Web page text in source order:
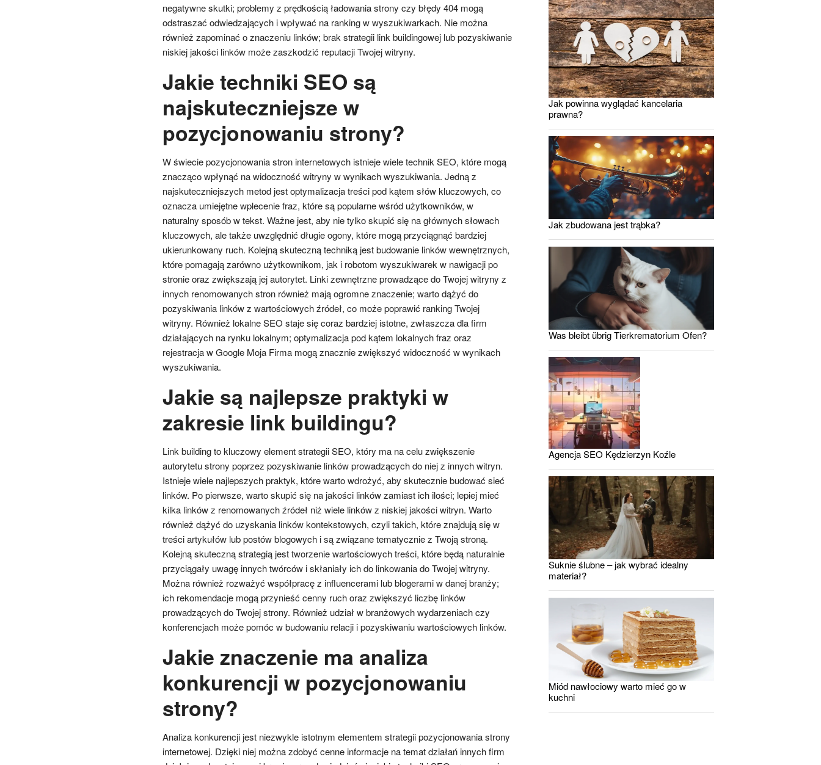
negatywne skutki; problemy z prędkością ładowania strony czy błędy 404 mogą
odstraszać odwiedzających i wpływać na ranking w wyszukiwarkach. Nie można
również zapominać o znaczeniu linków; brak strategii link buildingowej lub pozyskiwanie
niskiej jakości linków może zaszkodzić reputacji Twojej witryny.
Jakie techniki SEO są
najskuteczniejsze w
pozycjonowaniu strony?
W świecie pozycjonowania stron internetowych istnieje wiele technik SEO, które mogą
znacząco wpłynąć na widoczność witryny w wynikach wyszukiwania. Jedną z
najskuteczniejszych metod jest optymalizacja treści pod kątem słów kluczowych, co
oznacza umiejętne wplecenie fraz, które są popularne wśród użytkowników, w
naturalny sposób w tekst. Ważne jest, aby nie tylko skupić się na głównych słowach
kluczowych, ale także uwzględnić długie ogony, które mogą przyciągnąć bardziej
ukierunkowany ruch. Kolejną skuteczną techniką jest budowanie linków wewnętrznych,
które pomagają zarówno użytkownikom, jak i robotom wyszukiwarek w nawigacji po
stronie oraz zwiększają jej autorytet. Linki zewnętrzne prowadzące do Twojej witryny z
innych renomowanych stron również mają ogromne znaczenie; warto dążyć do
pozyskiwania linków z wartościowych źródeł, co może poprawić ranking Twojej
witryny. Również lokalne SEO staje się coraz bardziej istotne, zwłaszcza dla firm
działających na rynku lokalnym; optymalizacja pod kątem lokalnych fraz oraz
rejestracja w Google Moja Firma mogą znacznie zwiększyć widoczność w wynikach
wyszukiwania.
Jakie są najlepsze praktyki w
zakresie link buildingu?
Link building to kluczowy element strategii SEO, który ma na celu zwiększenie
autorytetu strony poprzez pozyskiwanie linków prowadzących do niej z innych witryn.
Istnieje wiele najlepszych praktyk, które warto wdrożyć, aby skutecznie budować sieć
linków. Po pierwsze, warto skupić się na jakości linków zamiast ich ilości; lepiej mieć
kilka linków z renomowanych źródeł niż wiele linków z niskiej jakości witryn. Warto
również dążyć do uzyskania linków kontekstowych, czyli takich, które znajdują się w
treści artykułów lub postów blogowych i są związane tematycznie z Twoją stroną.
Kolejną skuteczną strategią jest tworzenie wartościowych treści, które będą naturalnie
przyciągały uwagę innych twórców i skłaniały ich do linkowania do Twojej witryny.
Można również rozważyć współpracę z influencerami lub blogerami w danej branży;
ich rekomendacje mogą przynieść cenny ruch oraz zwiększyć liczbę linków
prowadzących do Twojej strony. Również udział w branżowych wydarzeniach czy
konferencjach może pomóc w budowaniu relacji i pozyskiwaniu wartościowych linków.
Jakie znaczenie ma analiza
konkurencji w pozycjonowaniu
strony?
Analiza konkurencji jest niezwykle istotnym elementem strategii pozycjonowania strony
internetowej. Dzięki niej można zdobyć cenne informacje na temat działań innych firm
Jak powinna wyglądać kancelaria
prawna?
Jak zbudowana jest trąbka?
Was bleibt übrig Tierkrematorium Ofen?
Agencja SEO Kędzierzyn Koźle
Suknie ślubne – jak wybrać idealny
materiał?
Miód nawłociowy warto mieć go w
kuchni